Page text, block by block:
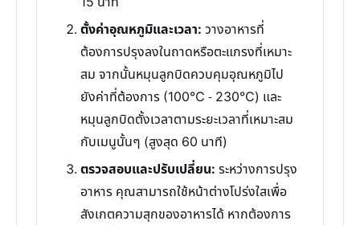
ตั้งค่าอุณหภูมิและเวลา: วางอาหารที่
ต้องการปรุงลงในถาดหรือตะแกรงที่เหมาะ
สม จากนั้นหมุนลูกบิดควบคุมอุณหภูมิไป
ยังค่าที่ต้องการ (100℃ - 230℃) และ
หมุนลูกบิดตั้งเวลาตามระยะเวลาที่เหมาะสม
กับเมนูนั้นๆ (สูงสุด 60 นาที)
ตรวจสอบและปรับเปลี่ยน: ระหว่างการปรุง
อาหาร คุณสามารถใช้หน้าต่างโปร่งใสเพื่อ
สังเกตความสุกของอาหารได้ หากต้องการ